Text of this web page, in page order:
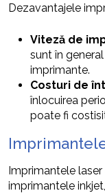
Dezavantajele
Viteză de
sunt în
imprimante.
Costuri de
înlocuirea
poate fi
Imprimantele
imprimantele